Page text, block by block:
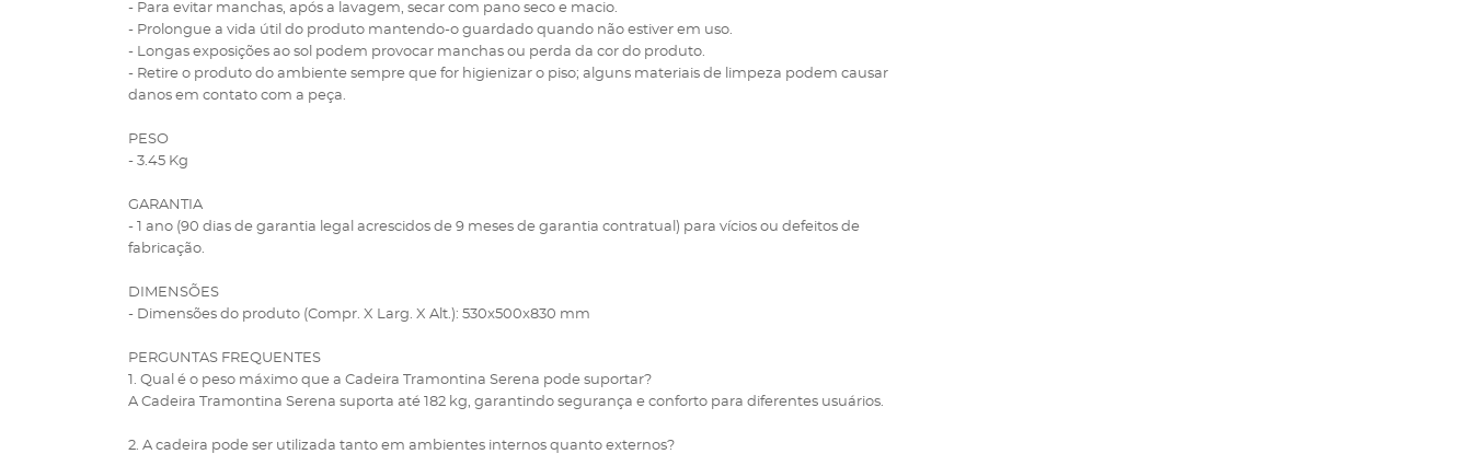
- Para evitar manchas, após a lavagem, secar com pano seco e macio.
- Prolongue a vida útil do produto mantendo-o guardado quando não estiver em uso.
- Longas exposições ao sol podem provocar manchas ou perda da cor do produto.
- Retire o produto do ambiente sempre que for higienizar o piso; alguns materiais de limpeza podem causar
danos em contato com a peça.
PESO
- 3.45 Kg
GARANTIA
- 1 ano (90 dias de garantia legal acrescidos de 9 meses de garantia contratual) para vícios ou defeitos de
fabricação.
DIMENSÕES
- Dimensões do produto (Compr. X Larg. X Alt.): 530x500x830 mm
PERGUNTAS FREQUENTES
1. Qual é o peso máximo que a Cadeira Tramontina Serena pode suportar?
A Cadeira Tramontina Serena suporta até 182 kg, garantindo segurança e conforto para diferentes usuários.
2. A cadeira pode ser utilizada tanto em ambientes internos quanto externos?